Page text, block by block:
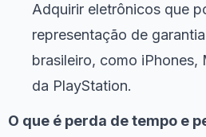
Adquirir eletrônicos que
representação de
brasileiro, como
da PlayStation.
O que é perda de tempo e